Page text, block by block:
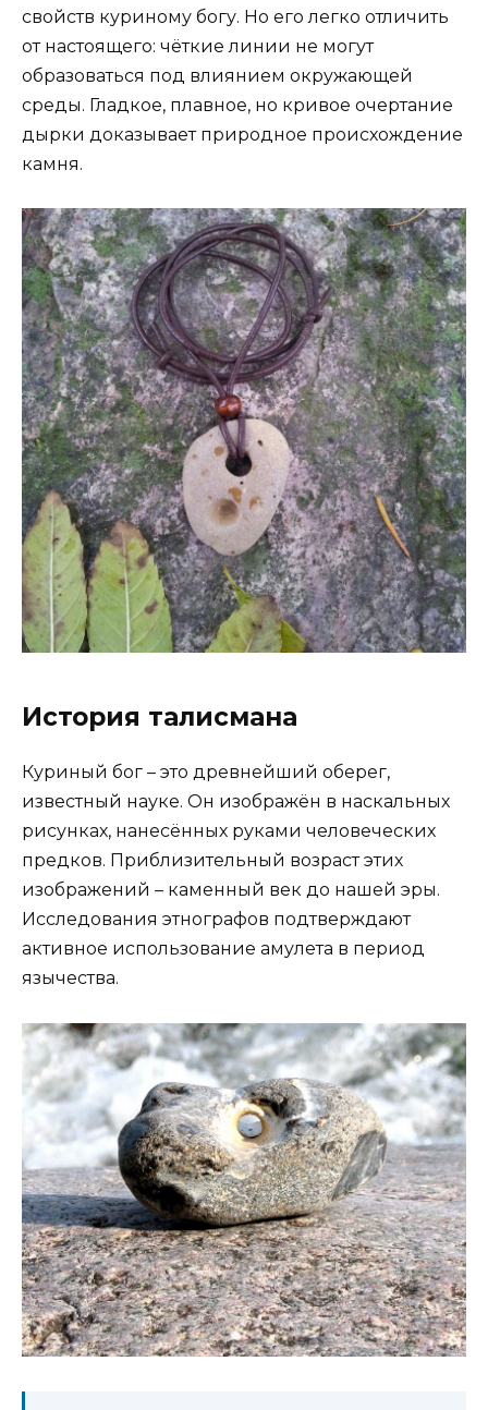
свойств куриному богу. Но его легко отличить
от настоящего: чёткие линии не могут
образоваться под влиянием окружающей
среды. Гладкое, плавное, но кривое очертание
дырки доказывает природное происхождение
камня.
История талисмана
Куриный бог – это древнейший оберег,
известный науке. Он изображён в наскальных
рисунках, нанесённых руками человеческих
предков. Приблизительный возраст этих
изображений – каменный век до нашей эры.
Исследования этнографов подтверждают
активное использование амулета в период
язычества.